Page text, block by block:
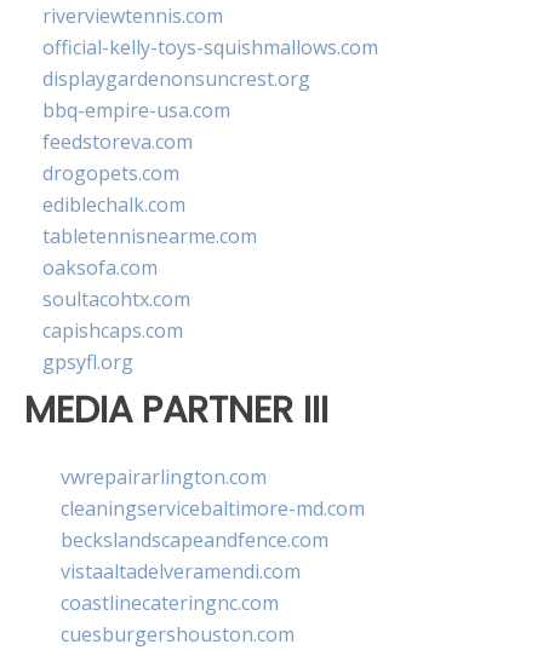
riverviewtennis.com
official-kelly-toys-squishmallows.com
displaygardenonsuncrest.org
bbq-empire-usa.com
feedstoreva.com
drogopets.com
ediblechalk.com
tabletennisnearme.com
oaksofa.com
soultacohtx.com
capishcaps.com
gpsyfl.org
MEDIA PARTNER III
vwrepairarlington.com
cleaningservicebaltimore-md.com
beckslandscapeandfence.com
vistaaltadelveramendi.com
coastlinecateringnc.com
cuesburgershouston.com